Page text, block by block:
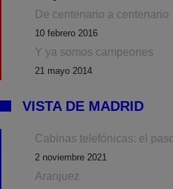
De centenario a centenario
10 febrero 2016
Y ya somos campeones
21 mayo 2014
VISTA DE MADRID
Cabinas telefónicas: el
2 noviembre 2021
Aranjuez